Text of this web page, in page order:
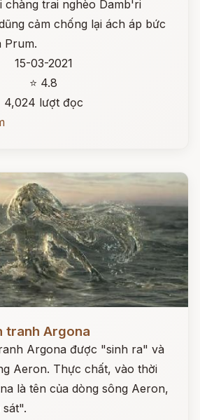
chàng trai nghèo Damb'ri
cảm chống lại ách áp bức
Prum.
15-03-2021
⭐ 4.8
4,024 lượt đọc
tranh Argona
Argona được "sinh ra" và
Aeron. Thực chất, vào thời
là tên của dòng sông Aeron,